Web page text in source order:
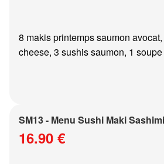
8 makis printemps saumon
cheese, 3 sushis saumon, 1
SM13 - Menu Sushi Maki Sashimi
16.90 €